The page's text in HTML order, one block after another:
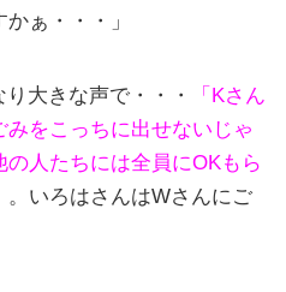
ぁ・・・」
大きな声で・・・
「Kさん
みをこっちに出せないじゃ
人たちには全員にOKもら
。いろはさんはWさんにご